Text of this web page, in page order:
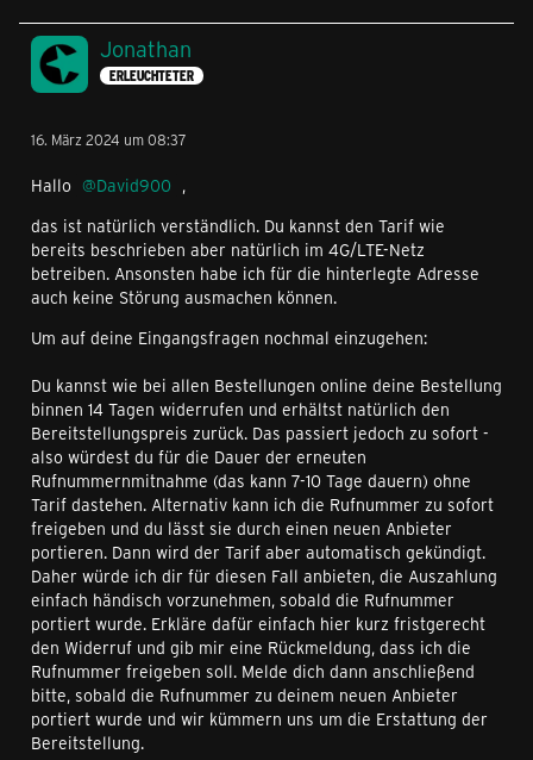
Jonathan
ERLEUCHTETER
16. März 2024 um 08:37
Hallo David900 ,
das ist natürlich verständlich. Du kannst den Tarif wie
bereits beschrieben aber natürlich im 4G/LTE-Netz
betreiben. Ansonsten habe ich für die hinterlegte Adresse
auch keine Störung ausmachen können.
Um auf deine Eingangsfragen nochmal einzugehen:
Du kannst wie bei allen Bestellungen online deine Bestellung
binnen 14 Tagen widerrufen und erhältst natürlich den
Bereitstellungspreis zurück. Das passiert jedoch zu sofort -
also würdest du für die Dauer der erneuten
Rufnummernmitnahme (das kann 7-10 Tage dauern) ohne
Tarif dastehen. Alternativ kann ich die Rufnummer zu sofort
freigeben und du lässt sie durch einen neuen Anbieter
portieren. Dann wird der Tarif aber automatisch gekündigt.
Daher würde ich dir für diesen Fall anbieten, die Auszahlung
einfach händisch vorzunehmen, sobald die Rufnummer
portiert wurde. Erkläre dafür einfach hier kurz fristgerecht
den Widerruf und gib mir eine Rückmeldung, dass ich die
Rufnummer freigeben soll. Melde dich dann anschließend
bitte, sobald die Rufnummer zu deinem neuen Anbieter
portiert wurde und wir kümmern uns um die Erstattung der
Bereitstellung.